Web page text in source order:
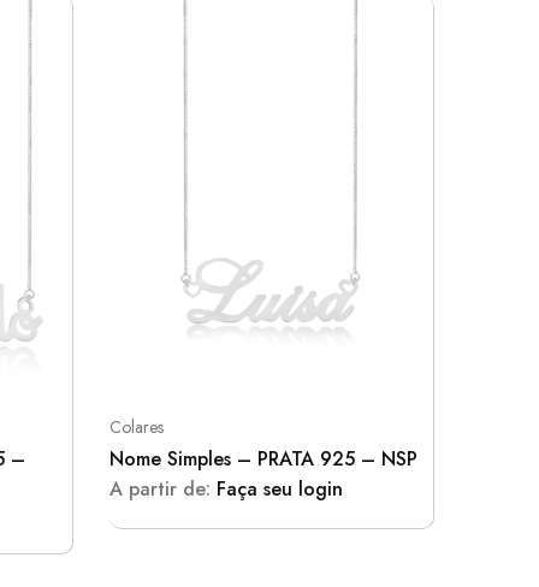
–
Colares
Nome Simples – PRATA 925 – NSP
A partir de: Faça seu login